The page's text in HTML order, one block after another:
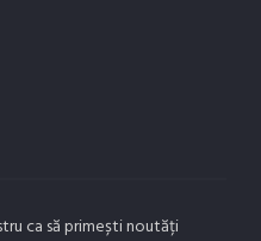
ca să primești noutăți